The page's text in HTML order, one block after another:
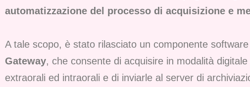
automatizzazione del processo di acquisizione e
A tale scopo, è stato rilasciato un componente
Gateway, che consente di acquisire in modalità
extraorali ed intraorali e di inviarle al server di